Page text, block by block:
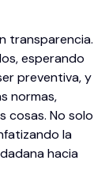
transparencia.
esperando
preventiva, y
normas,
cosas. No solo
la
hacia